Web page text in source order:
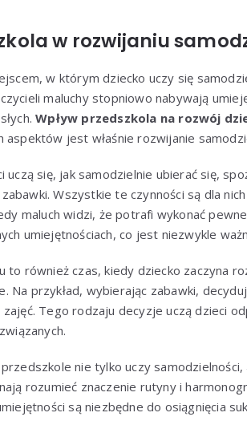
w rozwijaniu
w którym dziecko uczy się
maluchy stopniowo nabywają
Wpływ przedszkola na rozwój
aspektów jest właśnie rozwijanie
uczą się, jak samodzielnie ubierać się,
Wszystkie te czynności są dla
maluch widzi, że potrafi wykonać
umiejętnościach, co jest niezwykle
to również czas, kiedy dziecko zaczyna
Na przykład, wybierając zabawki,
Tego rodzaju decyzje uczą dzieci
nie tylko uczy
rozumieć znaczenie rutyny i
są niezbędne do osiągnięcia